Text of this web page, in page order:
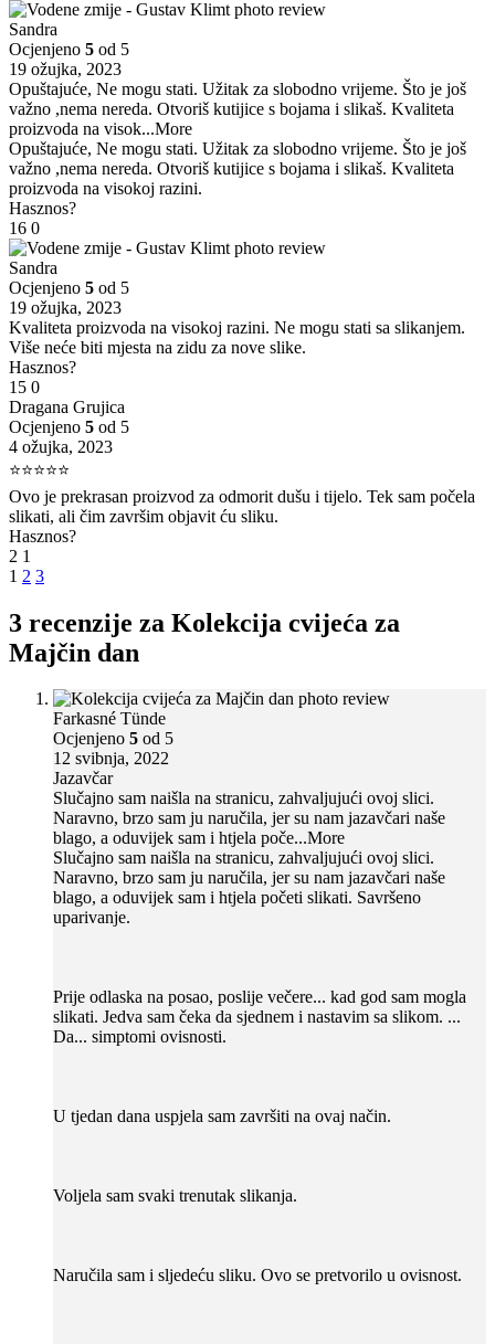
Sandra
Ocjenjeno 5 od 5
19 ožujka, 2023
Opuštajuće, Ne mogu stati. Užitak za slobodno vrijeme. Što je još
važno ,nema nereda. Otvoriš kutijice s bojama i slikaš. Kvaliteta
proizvoda na visok...More
Opuštajuće, Ne mogu stati. Užitak za slobodno vrijeme. Što je još
važno ,nema nereda. Otvoriš kutijice s bojama i slikaš. Kvaliteta
proizvoda na visokoj razini.
Hasznos?
16 0
Sandra
Ocjenjeno 5 od 5
19 ožujka, 2023
Kvaliteta proizvoda na visokoj razini. Ne mogu stati sa slikanjem.
Više neće biti mjesta na zidu za nove slike.
Hasznos?
15 0
Dragana Grujica
Ocjenjeno 5 od 5
4 ožujka, 2023
⭐⭐⭐⭐⭐
Ovo je prekrasan proizvod za odmorit dušu i tijelo. Tek sam počela
slikati, ali čim završim objavit ću sliku.
Hasznos?
2 1
1 2 3
3 recenzije za Kolekcija cvijeća za
Majčin dan
Farkasné Tünde
Ocjenjeno 5 od 5
12 svibnja, 2022
Jazavčar
Slučajno sam naišla na stranicu, zahvaljujući ovoj slici.
Naravno, brzo sam ju naručila, jer su nam jazavčari naše
blago, a oduvijek sam i htjela poče...More
Slučajno sam naišla na stranicu, zahvaljujući ovoj slici.
Naravno, brzo sam ju naručila, jer su nam jazavčari naše
blago, a oduvijek sam i htjela početi slikati. Savršeno
uparivanje.
Prije odlaska na posao, poslije večere... kad god sam mogla
slikati. Jedva sam čeka da sjednem i nastavim sa slikom. ...
Da... simptomi ovisnosti.
U tjedan dana uspjela sam završiti na ovaj način.
Voljela sam svaki trenutak slikanja.
Naručila sam i sljedeću sliku. Ovo se pretvorilo u ovisnost.